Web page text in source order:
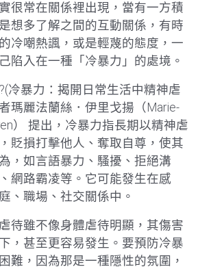
很常在關係裡出現，當有一方積
想多了解之間的互動關係，有時
冷嘲熱諷，或是輕蔑的態度，一
陷入在一種「冷暴力」的處境。
冷暴力：揭開日常生活中精神虐
瑪麗法蘭絲．伊里戈揚（Marie-
） 提出，冷暴力指長期以精神虐
貶損打擊他人、奪取自尊，使其
，如言語暴力、騷擾、拒絕溝
網路霸凌等。它可能發生在感
、職場、社交關係中。
待雖不像身體虐待明顯，其傷害
，甚至更容易發生。要預防冷暴
難，因為那是一種隱性的氛圍，